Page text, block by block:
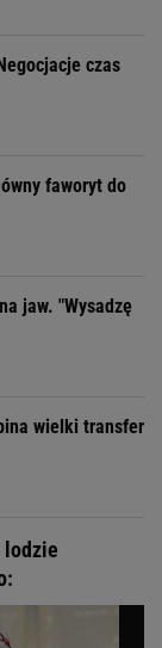
czas
faworyt do
jaw. "Wysadzę
wielki transfer
lodzie